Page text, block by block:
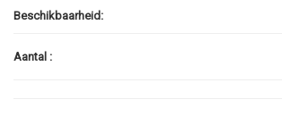
Beschikbaarheid:
Aantal :